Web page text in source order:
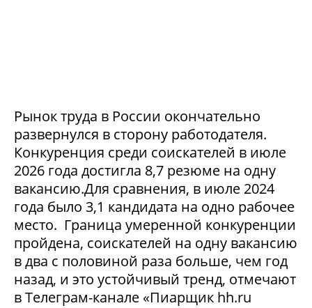
Рынок труда в России окончательно
развернулся в сторону работодателя.
Конкуренция среди соискателей в июле
2026 года достигла 8,7 резюме на одну
вакансию.Для сравнения, в июле 2024
года было 3,1 кандидата на одно рабочее
место. Граница умеренной конкуренции
пройдена, соискателей на одну вакансию
в два с половиной раза больше, чем год
назад, и это устойчивый тренд, отмечают
в Телеграм-канале «Пиарщик hh.ru